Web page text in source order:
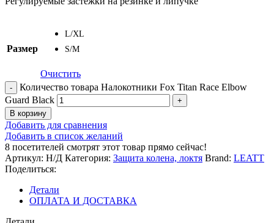
Размер
L/XL
S/M
Очистить
Количество товара Налокотники Fox Titan Race Elbow
Guard Black
В корзину
Добавить для сравнения
Добавить в список желаний
8 посетителей смотрят этот товар прямо сейчас!
Артикул: Н/Д Категория: Защита колена, локтя Brand: LEATT
Поделиться:
Детали
ОПЛАТА И ДОСТАВКА